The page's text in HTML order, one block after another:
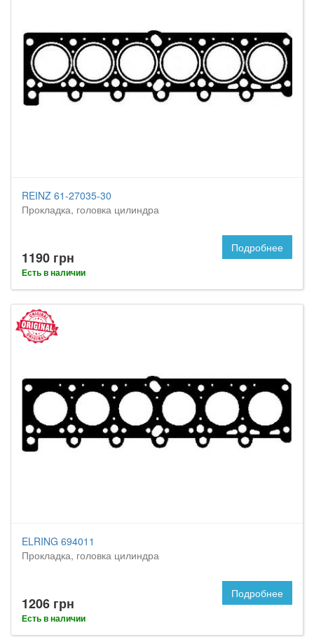
REINZ 61-27035-30
Прокладка, головка цилиндра
1190 грн
Есть в наличии
Подробнее
ELRING 694011
Прокладка, головка цилиндра
1206 грн
Есть в наличии
Подробнее